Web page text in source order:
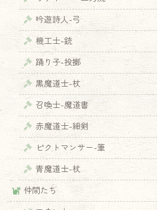
吟遊詩人-弓
機工士-銃
踊り子-投擲
黒魔道士-杖
召喚士-魔道書
赤魔道士-細剣
ピクトマンサー-筆
青魔道士-杖
仲間たち